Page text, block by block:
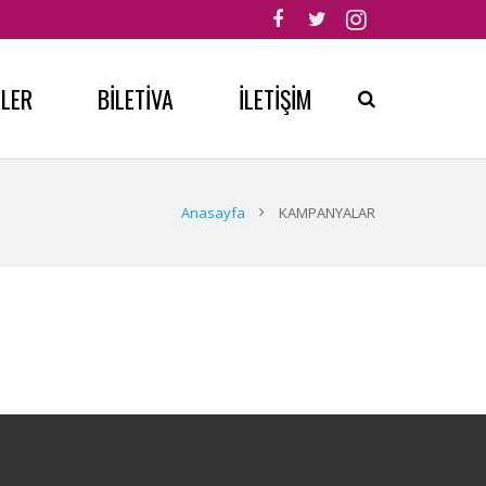
BİLETİVA İLETİŞİM
Anasayfa KAMPANYALAR